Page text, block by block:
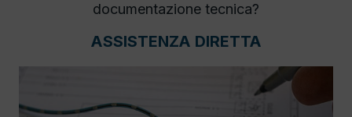
documentazione tecnica?
ASSISTENZA DIRETTA